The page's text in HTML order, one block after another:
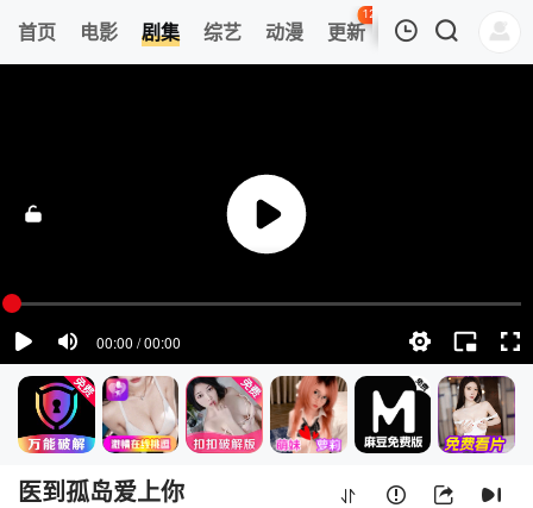
首页 电影 剧集 综艺 动漫 更新
123
热榜 APP
清空
医到孤岛爱上你